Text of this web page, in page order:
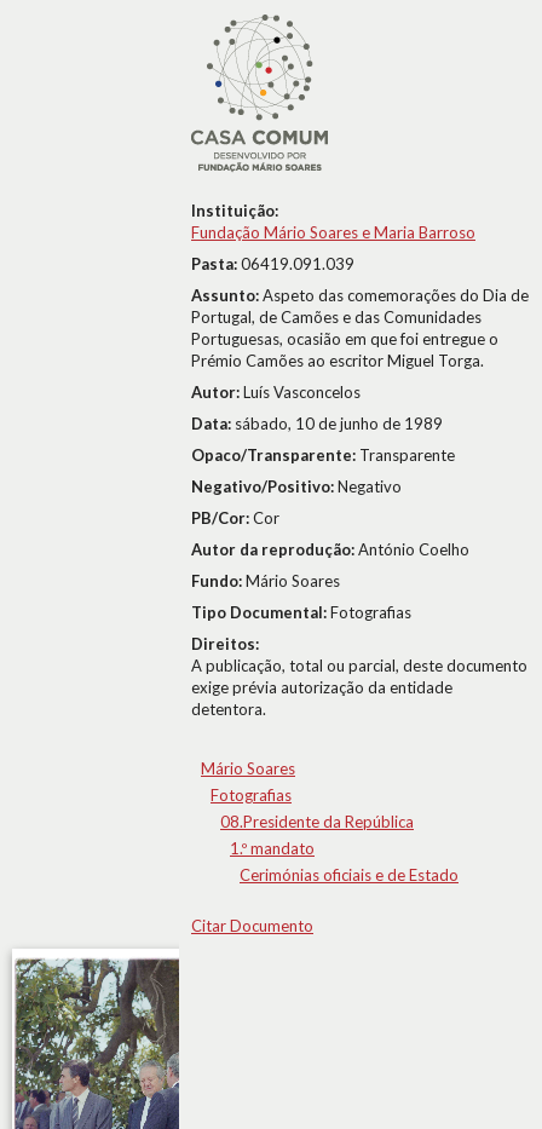
Instituição:
Fundação Mário Soares e Maria Barroso
Pasta:06419.091.039
Assunto:Aspeto das comemorações do Dia de
Portugal, de Camões e das Comunidades
Portuguesas, ocasião em que foi entregue o
Prémio Camões ao escritor Miguel Torga.
Autor:Luís Vasconcelos
Data: sábado, 10 de junho de 1989
Opaco/Transparente: Transparente
Negativo/Positivo:Negativo
PB/Cor:Cor
Autor da reprodução:António Coelho
Fundo:Mário Soares
Tipo Documental:Fotografias
Direitos:
A publicação, total ou parcial, deste documento
exige prévia autorização da entidade
detentora.
Mário Soares
Fotografias
08.Presidente da República
1.º mandato
Cerimónias oficiais e de Estado
Citar Documento